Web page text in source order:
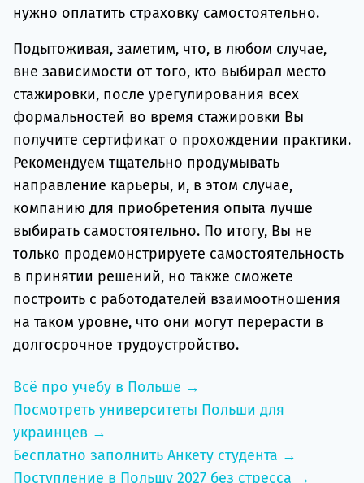
нужно оплатить страховку самостоятельно.
Подытоживая, заметим, что, в любом случае,
вне зависимости от того, кто выбирал место
стажировки, после урегулирования всех
формальностей во время стажировки Вы
получите сертификат о прохождении практики.
Рекомендуем тщательно продумывать
направление карьеры, и, в этом случае,
компанию для приобретения опыта лучше
выбирать самостоятельно. По итогу, Вы не
только продемонстрируете самостоятельность
в принятии решений, но также сможете
построить с работодателей взаимоотношения
на таком уровне, что они могут перерасти в
долгосрочное трудоустройство.
Всё про учебу в Польше →
Посмотреть университеты Польши для
украинцев →
Бесплатно заполнить Анкету студента →
Поступление в Польшу 2027 без стресса →